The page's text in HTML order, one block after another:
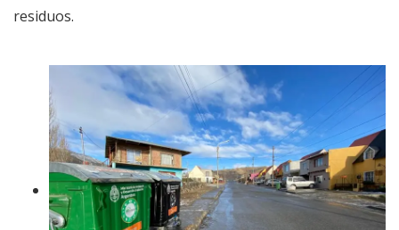
residuos.